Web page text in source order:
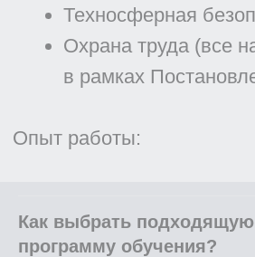
Как выбрать подходящую
программу обучения?
Отзывы